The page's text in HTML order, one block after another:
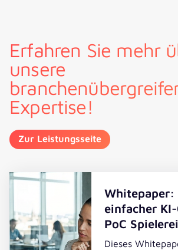
Erfahren Sie mehr
unsere
Expertise!
Zur Leistungsseite
Whitepaper:
einfacher
PoC
Dieses